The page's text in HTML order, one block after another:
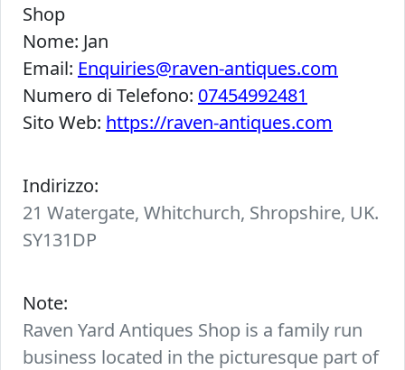
Shop
Nome: Jan
Email: Enquiries@raven-antiques.com
Numero di Telefono: 07454992481
Sito Web: https://raven-antiques.com
Indirizzo:
21 Watergate, Whitchurch, Shropshire, UK.
SY131DP
Note:
Raven Yard Antiques Shop is a family run
business located in the picturesque part of